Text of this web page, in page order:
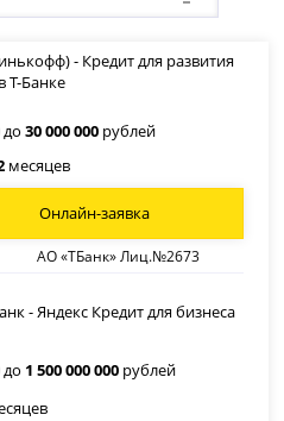
- Кредит для развития
Т-Банке
до30 000 000 рублей
месяцев
АО «ТБанк» Лиц.№2673
Онлайн-заявка
- Яндекс Кредит для бизнеса
до 1 500 000 000 рублей